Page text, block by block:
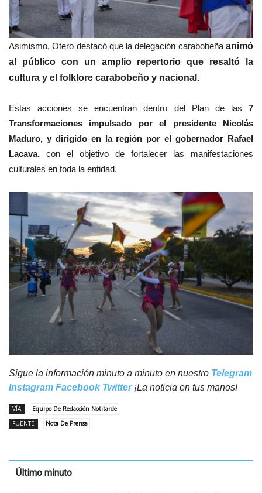
Asimismo, Otero destacó que la delegación carabobeñaanimó
al público con un amplio repertorio que resaltó la
cultura y el folklore carabobeño y nacional.
Estas acciones se encuentran dentro del Plan de las 7
Transformaciones impulsado por el presidente Nicolás
Maduro, y dirigido en la región por el gobernador Rafael
Lacava, con el objetivo de fortalecer las manifestaciones
culturales en toda la entidad.
Sigue la información minuto a minuto en nuestro Telegram
Instagram Facebook Twitter¡La noticia en tus manos!
VÍA
Equipo De Redacción Notitarde
FUENTE
Nota De Prensa
Último minuto